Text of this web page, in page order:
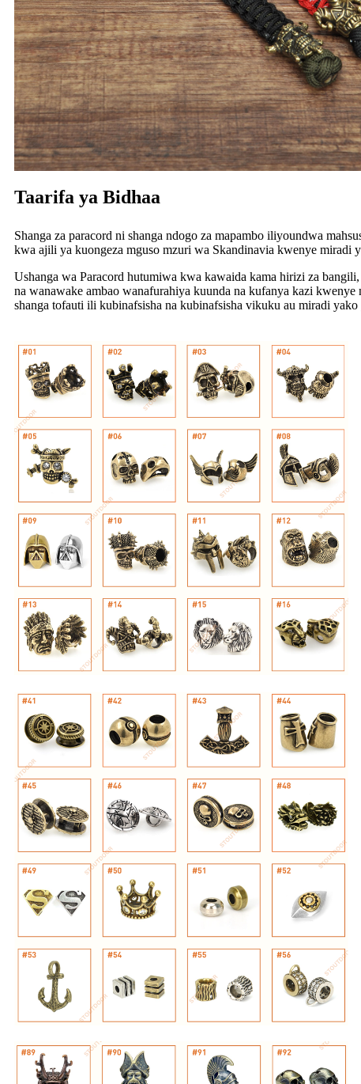
Taarifa ya Bidhaa
Shanga za paracord ni shanga ndogo za mapambo iliyoundwa
kwa ajili ya kuongeza mguso mzuri wa Skandinavia kwenye miradi
Ushanga wa Paracord hutumiwa kwa kawaida kama hirizi za
na wanawake ambao wanafurahiya kuunda na kufanya kazi
shanga tofauti ili kubinafsisha na kubinafsisha vikuku au miradi yako